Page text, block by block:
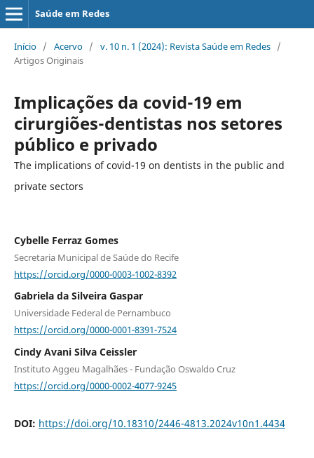
Saúde em Redes
Início / Acervo / v. 10 n. 1 (2024): Revista Saúde em Redes /
Artigos Originais
Implicações da covid-19 em
cirurgiões-dentistas nos setores
público e privado
The implications of covid-19 on dentists in the public and
private sectors
Cybelle Ferraz Gomes
Secretaria Municipal de Saúde do Recife
https://orcid.org/0000-0003-1002-8392
Gabriela da Silveira Gaspar
Universidade Federal de Pernambuco
https://orcid.org/0000-0001-8391-7524
Cindy Avani Silva Ceissler
Instituto Aggeu Magalhães - Fundação Oswaldo Cruz
https://orcid.org/0000-0002-4077-9245
DOI: https://doi.org/10.18310/2446-4813.2024v10n1.4434